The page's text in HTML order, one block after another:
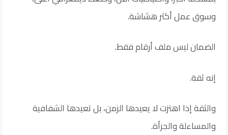
وسوق عمل أكثر هشاشة.
الضمان ليس ملف أرقام فقط.
إنه ثقة.
والثقة إذا اهتزت لا يعيدها الزمن، بل تعيدها الشفافية
والمساءلة والجرأة.